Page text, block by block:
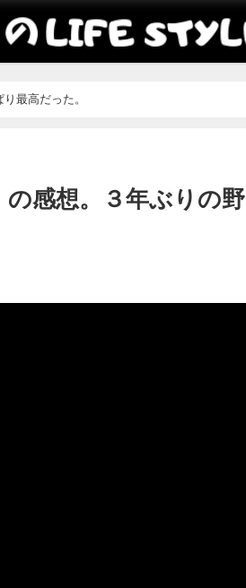
最高だった。
の感想。３年ぶりの野